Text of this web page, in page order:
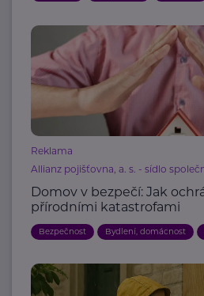
Reklama
Allianz pojišťovna, a. s. - sídlo
Domov v bezpečí: Jak
přírodními katastrofami
Bezpečnost Bydlení, domácnost